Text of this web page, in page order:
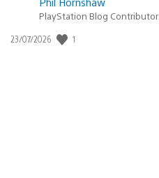
PlayStation Blog Contributor
Fecha
23/07/2026 1